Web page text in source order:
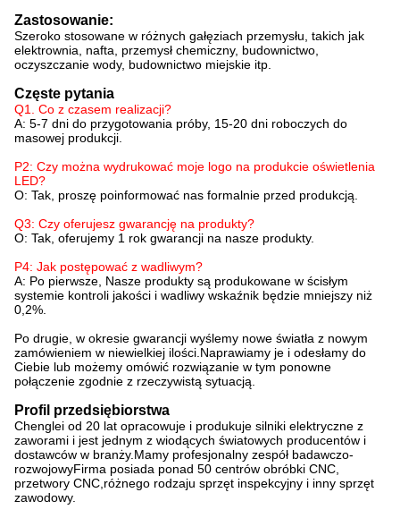
Zastosowanie:
Szeroko stosowane w różnych gałęziach przemysłu, takich jak
elektrownia, nafta, przemysł chemiczny, budownictwo,
oczyszczanie wody, budownictwo miejskie itp.
Częste pytania
Q1. Co z czasem realizacji?
A: 5-7 dni do przygotowania próby, 15-20 dni roboczych do
masowej produkcji.
P2: Czy można wydrukować moje logo na produkcie oświetlenia
LED?
O: Tak, proszę poinformować nas formalnie przed produkcją.
Q3: Czy oferujesz gwarancję na produkty?
O: Tak, oferujemy 1 rok gwarancji na nasze produkty.
P4: Jak postępować z wadliwym?
A: Po pierwsze, Nasze produkty są produkowane w ścisłym
systemie kontroli jakości i wadliwy wskaźnik będzie mniejszy niż
0,2%.
Po drugie, w okresie gwarancji wyślemy nowe światła z nowym
zamówieniem w niewielkiej ilości.Naprawiamy je i odesłamy do
Ciebie lub możemy omówić rozwiązanie w tym ponowne
połączenie zgodnie z rzeczywistą sytuacją.
Profil przedsiębiorstwa
Chenglei od 20 lat opracowuje i produkuje silniki elektryczne z
zaworami i jest jednym z wiodących światowych producentów i
dostawców w branży.Mamy profesjonalny zespół badawczo-
rozwojowyFirma posiada ponad 50 centrów obróbki CNC,
przetwory CNC,różnego rodzaju sprzęt inspekcyjny i inny sprzęt
zawodowy.